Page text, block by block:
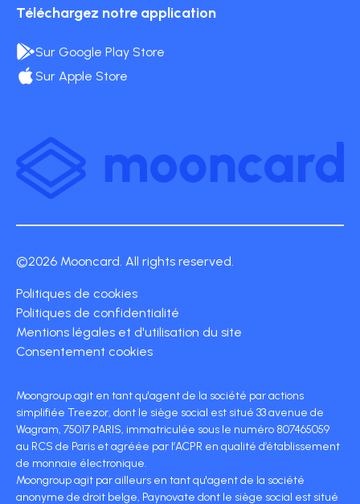
Téléchargez notre application
Sur Google Play Store
Sur Apple Store
©2026 Mooncard. All rights reserved.
Politiques de cookies
Politiques de confidentialité
Mentions légales et d'utilisation du site
Consentement cookies
Moongroup agit en tant qu'agent de la société par actions
simplifiée Treezor, dont le siège social est situé 33 avenue de
Wagram, 75017 PARIS, immatriculée sous le numéro 807465059
au RCS de Paris et agréée par l’ACPR en qualité d’établissement
de monnaie électronique.
Moongroup agit par ailleurs en tant qu'agent de la société
anonyme de droit belge, Paynovate dont le siège social est situé